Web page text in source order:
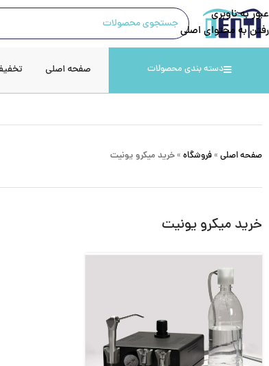
عبور به ناوبری
رفتن به محتوای اصلی
دسته بندی محصولات صفحه اصلی
صفحه اصلی » فروشگاه » خرید میکرو یونیت
خرید میکرو یونیت